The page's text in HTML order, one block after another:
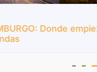
Donde empiezan